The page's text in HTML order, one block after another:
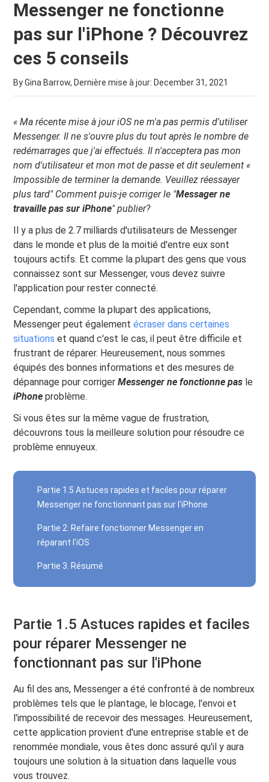
Messenger ne fonctionne
pas sur l'iPhone ? Découvrez
ces 5 conseils
By Gina Barrow, Dernière mise à jour: December 31, 2021
« Ma récente mise à jour iOS ne m'a pas permis d'utiliser
Messenger. Il ne s'ouvre plus du tout après le nombre de
redémarrages que j'ai effectués. Il n'acceptera pas mon
nom d'utilisateur et mon mot de passe et dit seulement «
Impossible de terminer la demande. Veuillez réessayer
plus tard" Comment puis-je corriger le "Messagerne
travaille pas suriPhone" publier?
Il y a plus de 2.7 milliards d'utilisateurs de Messenger
dans le monde et plus de la moitié d'entre eux sont
toujours actifs. Et comme la plupart des gens que vous
connaissez sont sur Messenger, vous devez suivre
l'application pour rester connecté.
Cependant, comme la plupart des applications,
Messenger peut égalementécraser dans certaines
situations et quand c'est le cas, il peut être difficile et
frustrant de réparer. Heureusement, nous sommes
équipés des bonnes informations et des mesures de
dépannage pour corrigerMessenger ne fonctionne pas le
iPhoneproblème.
Si vous êtes sur la même vague de frustration,
découvrons tous la meilleure solution pour résoudre ce
problème ennuyeux.
Partie 1.5 Astuces rapides et faciles pour réparer
Messenger ne fonctionnant pas sur l'iPhone
Partie 2. Refaire fonctionner Messenger en
réparant l'iOS
Partie 3. Résumé
Partie 1.5 Astuces rapides et faciles
pour réparer Messenger ne
fonctionnant pas sur l'iPhone
Au fil des ans, Messenger a été confronté à de nombreux
problèmes tels que le plantage, le blocage, l'envoi et
l'impossibilité de recevoir des messages. Heureusement,
cette application provient d'une entreprise stable et de
renommée mondiale, vous êtes donc assuré qu'il y aura
toujours une solution à la situation dans laquelle vous
vous trouvez.